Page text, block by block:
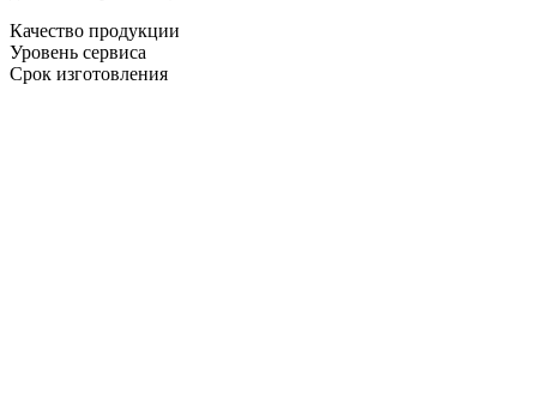
Качество продукции
Уровень сервиса
Срок изготовления